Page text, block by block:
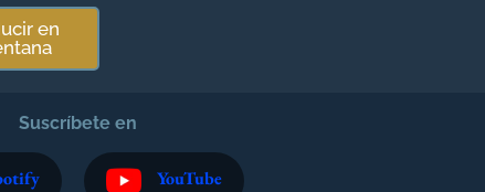
en
Suscríbete en
YouTube